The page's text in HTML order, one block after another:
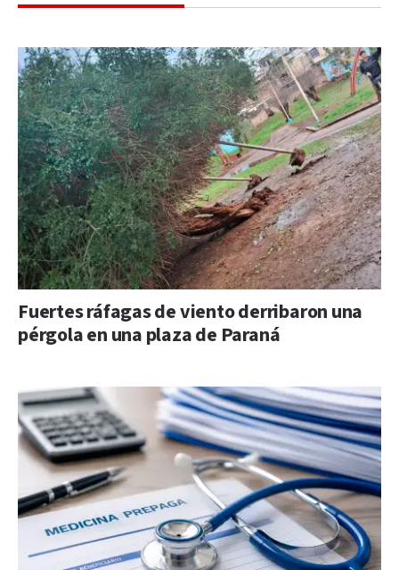
Fuertes ráfagas de viento derribaron una
pérgola en una plaza de Paraná